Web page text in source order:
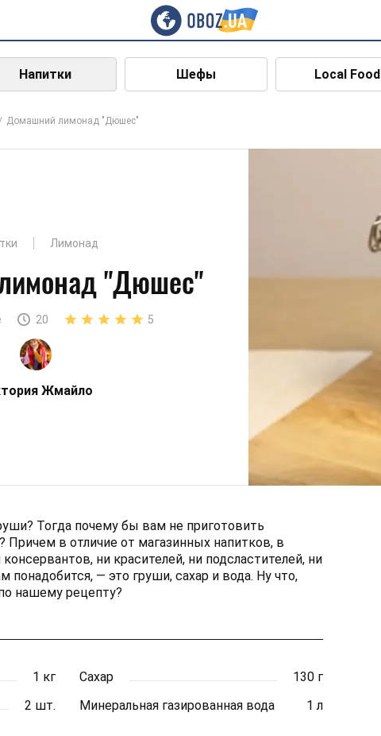
Напитки Шефы Local Food
Домашний лимонад "Дюшес"
Лимонад
"Дюшес"
20 5
Жмайло
Тогда почему бы вам не приготовить
в отличие от магазинных напитков, в
ни красителей, ни подсластителей, ни
понадобится, — это груши, сахар и вода. Ну что,
нашему рецепту?
1 кг Сахар
130 г
2 шт. Минеральная газированная вода 1 л